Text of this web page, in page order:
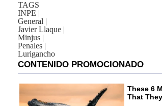
TAGS
INPE |
General |
Javier Llaque |
Minjus |
Penales |
Lurigancho